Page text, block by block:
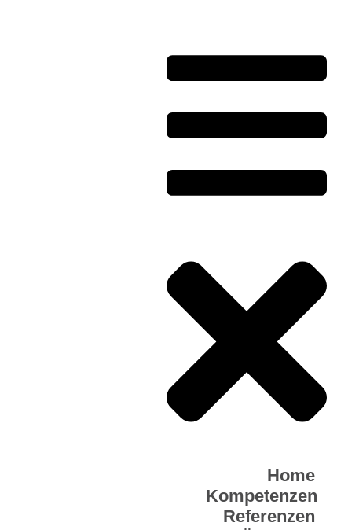
Home
Kompetenzen
Referenzen